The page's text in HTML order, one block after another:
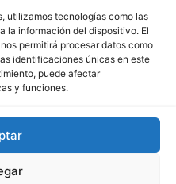
utilizamos tecnologías como las
la información del dispositivo. El
permitirá procesar datos como
identificaciones únicas en este
puede afectar
y funciones.